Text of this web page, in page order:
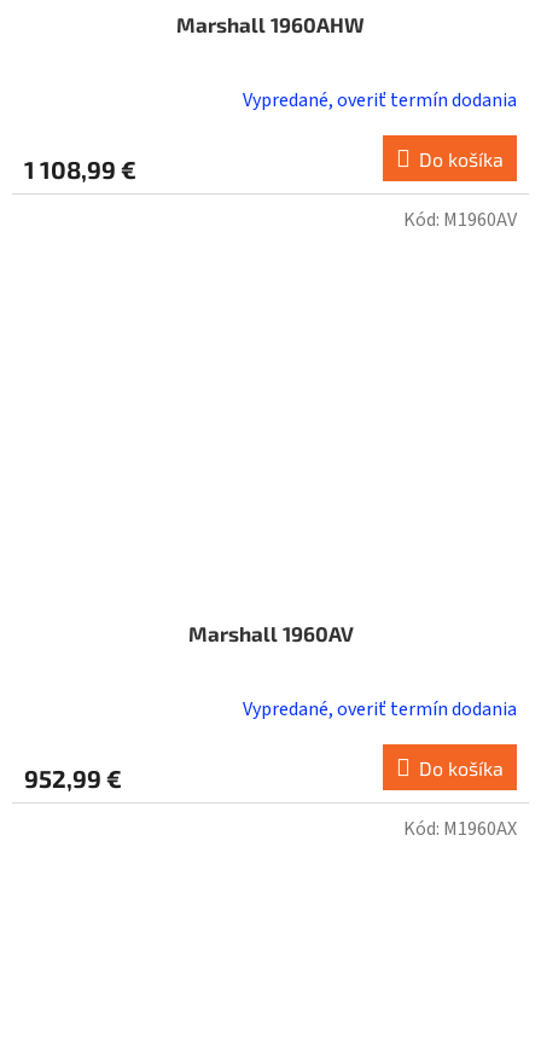
Marshall 1960AHW
Vypredané, overiť termín dodania
1 108,99 € Do košíka
Marshall 1960AV
Vypredané, overiť termín dodania
952,99 € Do košíka
Kód: M1960AV
Kód: M1960AX